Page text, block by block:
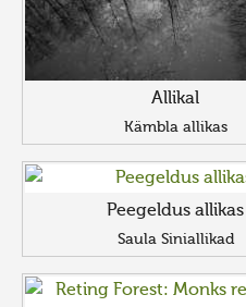
Allikal
Kämbla allikas
Peegeldus allikas
Saula Siniallikad